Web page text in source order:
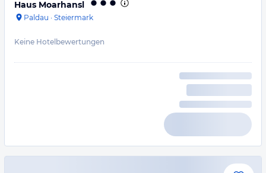
Haus Moarhansl
Paldau · Steiermark
Keine Hotelbewertungen